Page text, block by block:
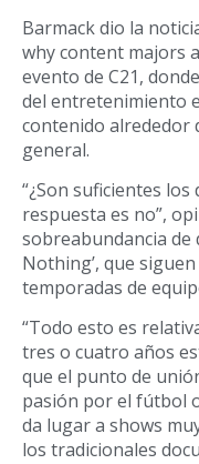
Barmack dio la
why content majors
evento de C21,
del entretenimiento
contenido alrededor
general.
“¿Son suficientes
respuesta es no”,
sobreabundancia de
Nothing’, que
temporadas de
“Todo esto es
tres o cuatro años
que el punto de
pasión por el fútbol
da lugar a shows
los tradicionales